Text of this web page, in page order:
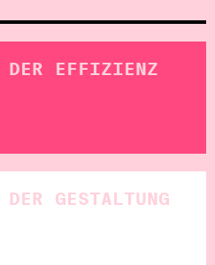
DER EFFIZIENZ
DER GESTALTUNG